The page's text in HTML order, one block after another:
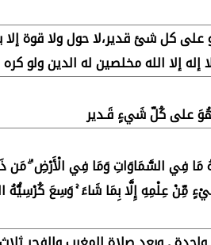
كل شئ قدير،لا حول ولا قوة إلا
إله إلا الله مخلصين له الدين ولو
وهُوَ على كُلّ شَيءٍ قَـدير
مِّنْ عِلْمِهِ إِلَّا بِمَا شَاءَ ۚ وَسِعَ كُرْسِيُّهُ